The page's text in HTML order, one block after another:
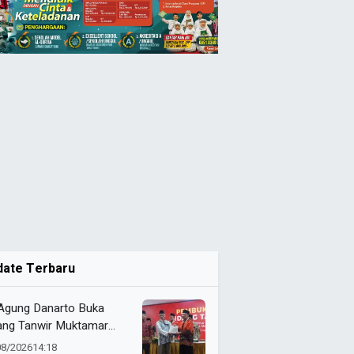
Terbaru
Danarto Buka
Tanwir Muktamar
Suci: “Tapak Suci
202614:18